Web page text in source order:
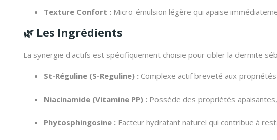
Texture Confort : Micro-émulsion légère qui apaise
🌿 Les Ingrédients
La synergie d'actifs est spécifiquement choisie pour cibler la dermite
St-Réguline (S-Reguline) : Complexe actif breveté aux
Niacinamide (Vitamine PP) : Possède des propriétés apaisantes,
Phytosphingosine : Facteur hydratant naturel qui contribue à